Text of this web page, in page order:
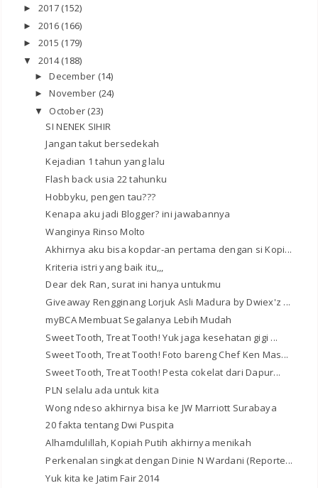
► 2017 (152)
► 2016 (166)
► 2015 (179)
▼ 2014(188)
►December (14)
►November (24)
▼ October (23)
SI NENEK SIHIR
Jangan takut bersedekah
Kejadian 1 tahun yang lalu
Flash back usia 22 tahunku
Hobbyku, pengen tau???
Kenapa aku jadi Blogger? ini jawabannya
Wanginya Rinso Molto
Akhirnya aku bisa kopdar-an pertama dengan si Kopi...
Kriteria istri yang baik itu,,,
Dear dek Ran, surat ini hanya untukmu
Giveaway Rengginang Lorjuk Asli Madura by Dwiex'z ...
myBCA Membuat Segalanya Lebih Mudah
Sweet Tooth, Treat Tooth! Yuk jaga kesehatan gigi ...
Sweet Tooth, Treat Tooth! Foto bareng Chef Ken Mas...
Sweet Tooth, Treat Tooth! Pesta cokelat dari Dapur...
PLN selalu ada untuk kita
Wong ndeso akhirnya bisa ke JW Marriott Surabaya
20 fakta tentang Dwi Puspita
Alhamdulillah, Kopiah Putih akhirnya menikah
Perkenalan singkat dengan Dinie N Wardani (Reporte...
Yuk kita ke Jatim Fair 2014